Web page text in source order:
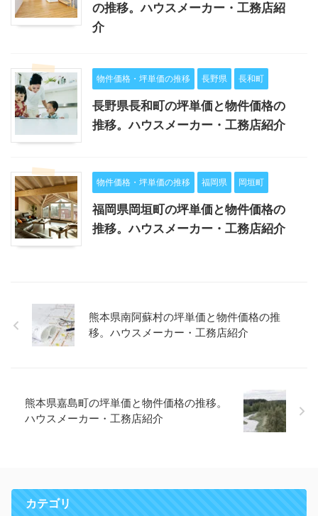
の推移。ハウスメーカー・工務店紹
介
物件価格・坪単価の推移 長野県 長和町
長野県長和町の坪単価と物件価格の
推移。ハウスメーカー・工務店紹介
物件価格・坪単価の推移 福岡県 岡垣町
福岡県岡垣町の坪単価と物件価格の
推移。ハウスメーカー・工務店紹介
熊本県南阿蘇村の坪単価と物件価格の推
移。ハウスメーカー・工務店紹介
熊本県嘉島町の坪単価と物件価格の推移。
ハウスメーカー・工務店紹介
カテゴリ